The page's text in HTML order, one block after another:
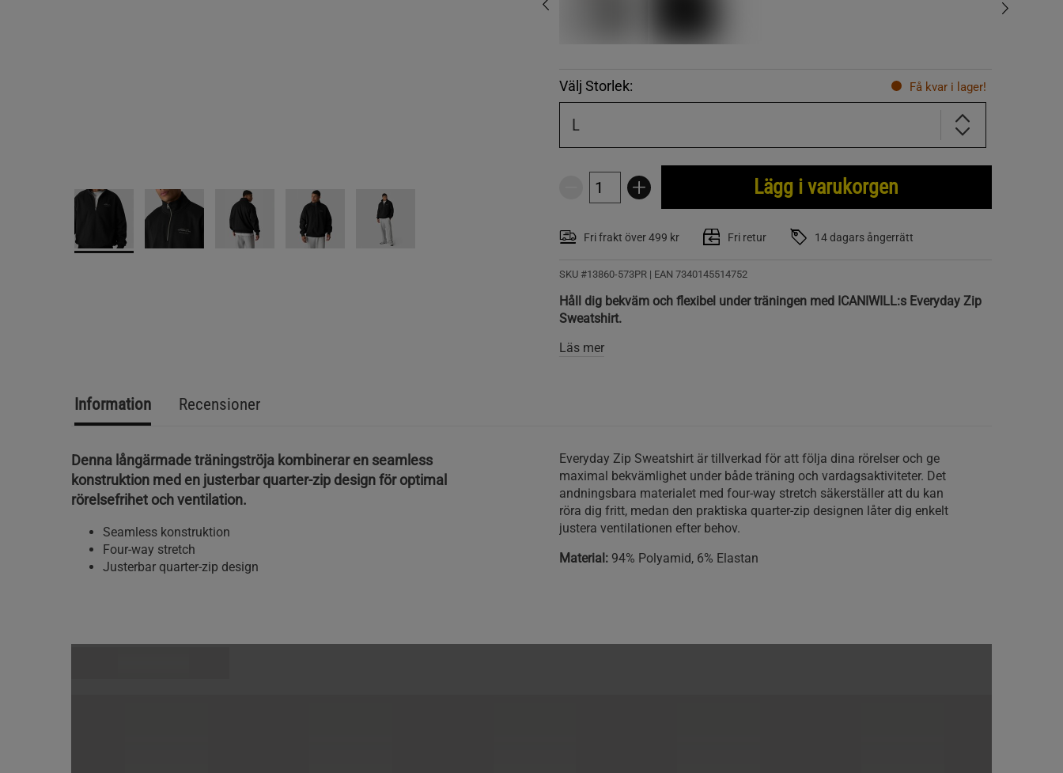
Välj Storlek: Få kvar i lager!
L
Lägg i varukorgen
Fri frakt över 499 kr Fri retur 14 dagars ångerrätt
SKU #13860-573PR | EAN 7340145514752
Håll dig bekväm och flexibel under träningen med ICANIWILL:s Everyday Zip
Sweatshirt.
Läs mer
Information Recensioner
Denna långärmade träningströja kombinerar en seamless
konstruktion med en justerbar quarter-zip design för optimal
rörelsefrihet och ventilation.
Seamless konstruktion
Four-way stretch
Justerbar quarter-zip design
Everyday Zip Sweatshirt är tillverkad för att följa dina rörelser och ge
maximal bekvämlighet under både träning och vardagsaktiviteter. Det
andningsbara materialet med four-way stretch säkerställer att du kan
röra dig fritt, medan den praktiska quarter-zip designen låter dig enkelt
justera ventilationen efter behov.
Material:94% Polyamid, 6% Elastan